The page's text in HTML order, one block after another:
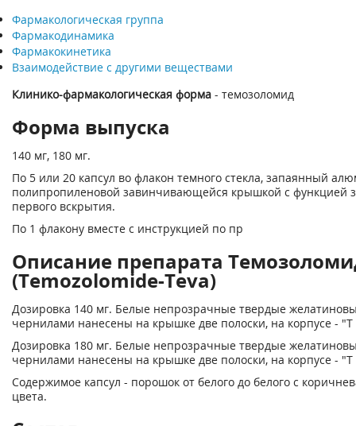
Фармакологическая группа
Фармакодинамика
Фармакокинетика
Взаимодействие с другими веществами
Клинико-фармакологическая форма - темозоломид
Форма выпуска
140 мг, 180 мг.
По 5 или 20 капсул во флакон темного стекла, запаянный
полипропиленовой завинчивающейся крышкой с функцией
первого вскрытия.
По 1 флакону вместе с инструкцией по пр
Описание препарата
(Temozolomide-Teva)
Дозировка 140 мг. Белые непрозрачные твердые
чернилами нанесены на крышке две полоски, на корпусе - "Т
Дозировка 180 мг. Белые непрозрачные твердые
чернилами нанесены на крышке две полоски, на корпусе - "Т
Содержимое капсул - порошок от белого до белого с
цвета.